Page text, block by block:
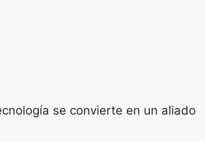
se convierte en un aliado